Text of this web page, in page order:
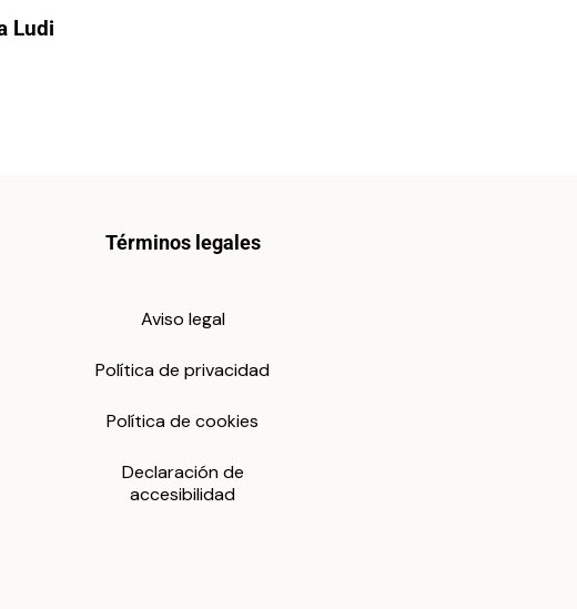
Ludi
Términos legales
Aviso legal
Política de privacidad
Política de cookies
Declaración de
accesibilidad